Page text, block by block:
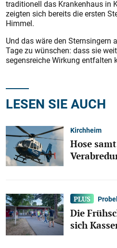
traditionell das Krankenhaus in
zeigten sich bereits die ersten
Himmel.
Und das wäre den Sternsingern
Tage zu wünschen: dass sie
segensreiche Wirkung entfalten
LESEN SIE AUCH
Kirchheim
Hose
Die
sich